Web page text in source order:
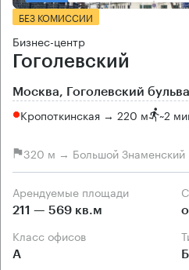
БЕЗ КОМИССИИ
Бизнес-центр
Гоголевский
Москва, Гоголевский
Кропоткинская → 220 м ~2
320 м → Большой Знаменский
Арендуемые площади
211 — 569 кв.м
Класс офисов
А